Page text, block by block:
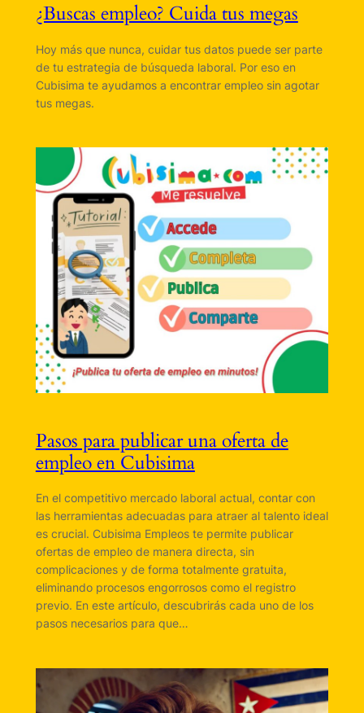
¿Buscas empleo? Cuida tus megas
Hoy más que nunca, cuidar tus datos puede ser parte
de tu estrategia de búsqueda laboral. Por eso en
Cubisima te ayudamos a encontrar empleo sin agotar
tus megas.
Pasos para publicar una oferta de
empleo en Cubisima
En el competitivo mercado laboral actual, contar con
las herramientas adecuadas para atraer al talento ideal
es crucial. Cubisima Empleos te permite publicar
ofertas de empleo de manera directa, sin
complicaciones y de forma totalmente gratuita,
eliminando procesos engorrosos como el registro
previo. En este artículo, descubrirás cada uno de los
pasos necesarios para que…